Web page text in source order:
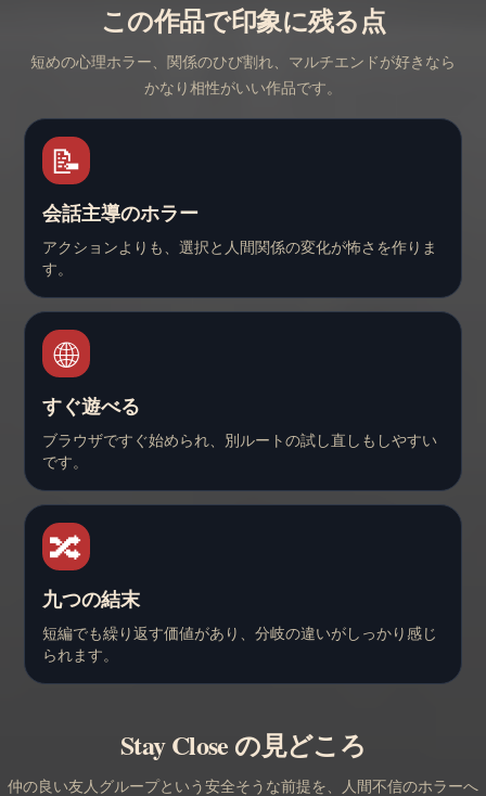
この作品で印象に残る点
短めの心理ホラー、関係のひび割れ、マルチエンドが好きなら
かなり相性がいい作品です。
📝
会話主導のホラー
アクションよりも、選択と人間関係の変化が怖さを作りま
す。
🌐
すぐ遊べる
ブラウザですぐ始められ、別ルートの試し直しもしやすい
です。
🔀
九つの結末
短編でも繰り返す価値があり、分岐の違いがしっかり感じ
られます。
Stay Close の見どころ
仲の良い友人グループという安全そうな前提を、人間不信のホラーへ